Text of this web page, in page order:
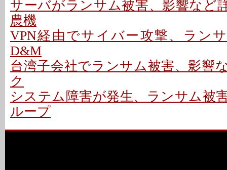
サーバがランサム被害、影響など
農機
VPN経由でサイバー攻撃、ラン
D&M
台湾子会社でランサム被害、影響
ク
システム障害が発生、ランサム被
ループ